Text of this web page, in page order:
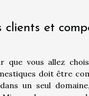
clients et
que vous allez
doit être
un seul